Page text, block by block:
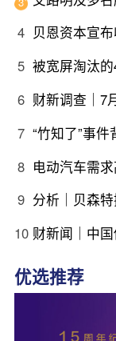
4
5
6
7 “竹知了”事
8
9
10
优选推荐